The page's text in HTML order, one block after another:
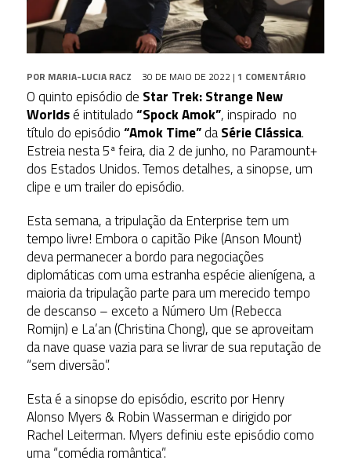
POR MARIA-LUCIA RACZ 30 DE MAIO DE 2022 | 1 COMENTÁRIO
O quinto episódio de Star Trek: Strange New
Worldsé intitulado“Spock Amok”, inspirado no
título do episódio“Amok Time”daSérie Clássica.
Estreia nesta 5ª feira, dia 2 de junho, no Paramount+
dos Estados Unidos. Temos detalhes, a sinopse, um
clipe e um trailer do episódio.
Esta semana, a tripulação da Enterprise tem um
tempo livre! Embora o capitão Pike (Anson Mount)
deva permanecer a bordo para negociações
diplomáticas com uma estranha espécie alienígena, a
maioria da tripulação parte para um merecido tempo
de descanso – exceto a Número Um (Rebecca
Romijn) e La’an (Christina Chong), que se aproveitam
da nave quase vazia para se livrar de sua reputação de
“sem diversão”.
Esta é a sinopse do episódio, escrito por Henry
Alonso Myers & Robin Wasserman e dirigido por
Rachel Leiterman. Myers definiu este episódio como
uma “comédia romântica”.